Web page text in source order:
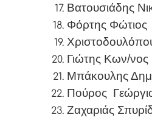
Βατουσιάδης
Φόρτης Φώτιος
Γιώτης Κων/νος
Μπάκουλης
Πούρος
Ζαχαριάς